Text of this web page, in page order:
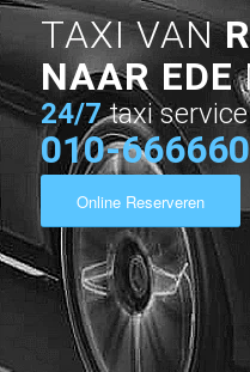
TAXI VAN
NAAR EDE
24/7 taxi service
010-
Online Reserveren